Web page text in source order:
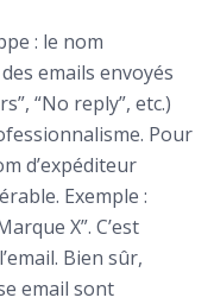
: le nom
emails envoyés
“No reply”, etc.)
Pour
d’expéditeur
Exemple :
X”. C’est
Bien sûr,
email sont